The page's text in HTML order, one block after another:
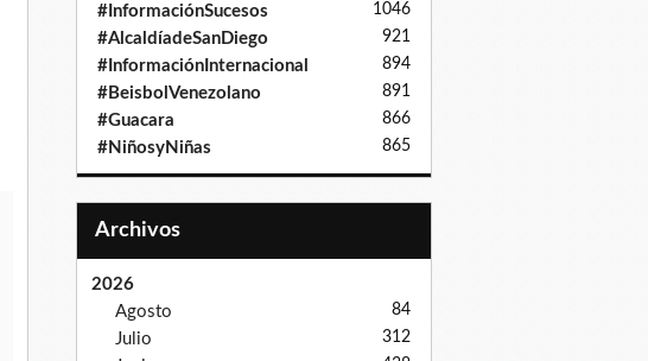
#InformaciónSucesos 1046
#AlcaldíadeSanDiego 921
#InformaciónInternacional 894
#BeisbolVenezolano 891
#Guacara 866
#NiñosyNiñas 865
Archivos
2026
Agosto
84
Julio 312